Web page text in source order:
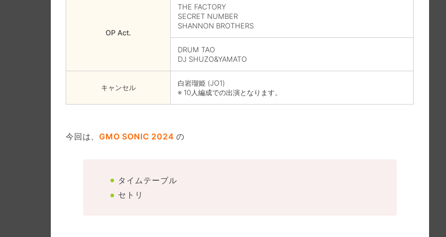
OP Act.
THE FACTORY
SECRET NUMBER
SHANNON BROTHERS
DRUM TAO
DJ SHUZO&YAMATO
キャンセル
白岩瑠姫 (JO1)
※ 10人編成での出演となります。
今回は、GMO SONIC 2024の
タイムテーブル
セトリ